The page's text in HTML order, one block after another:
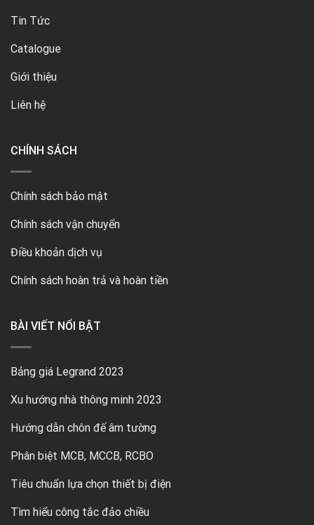
Tin Tức
Catalogue
Giới thiệu
Liên hệ
CHÍNH SÁCH
Chính sách bảo mật
Chính sách vận chuyển
Điều khoản dịch vụ
Chính sách hoàn trả và hoàn tiền
BÀI VIẾT NỔI BẬT
Bảng giá Legrand 2023
Xu hướng nhà thông minh 2023
Hướng dẫn chôn đế âm tường
Phân biệt MCB, MCCB, RCBO
Tiêu chuẩn lựa chọn thiết bị điện
Tìm hiểu công tắc đảo chiều